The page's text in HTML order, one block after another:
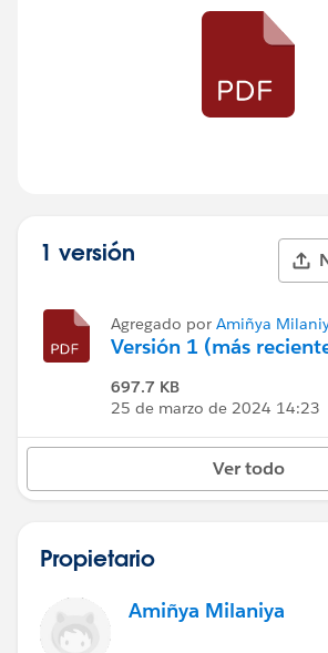
1 versión
Agregado por Amiñya
Versión 1 (más
697.7 KB
25 de marzo de 2024 14:23
Ver todo
Propietario
Amiñya Milaniya